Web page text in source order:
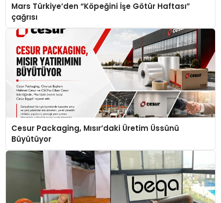
Mars Türkiye’den “Köpeğini İşe Götür Haftası”
çağrısı
Cesur Packaging, Mısır’daki Üretim Üssünü
Büyütüyor